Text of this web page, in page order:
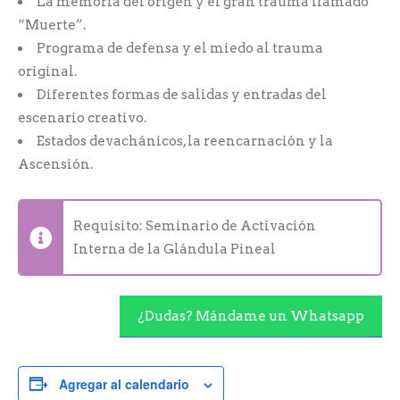
“Muerte”.
Programa de defensa y el miedo al trauma
original.
Diferentes formas de salidas y entradas del
escenario creativo.
Estados devachánicos, la reencarnación y la
Ascensión.
Requisito: Seminario de Activación
Interna de la Glándula Pineal
¿Dudas? Mándame un Whatsapp
Agregar al calendario